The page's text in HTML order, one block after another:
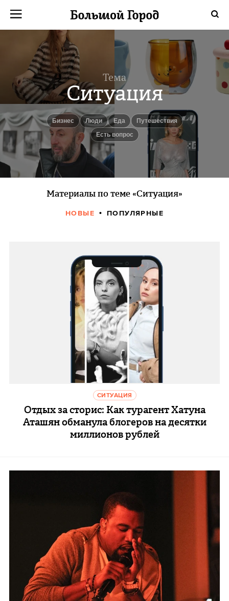
Тема
Ситуация
бизнес люди еда
путешествия
есть вопрос
Материалы по теме «Ситуация»
НОВЫЕ ПОПУЛЯРНЫЕ
СИТУАЦИЯ
Отдых за сторис: Как турагент Хатуна
Аташян обманула блогеров на десятки
миллионов рублей